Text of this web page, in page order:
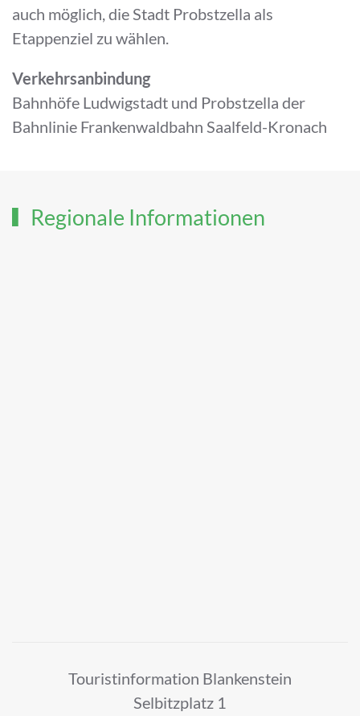
auch möglich, die Stadt Probstzella als
Etappenziel zu wählen.
Verkehrsanbindung
Bahnhöfe Ludwigstadt und Probstzella der
Bahnlinie Frankenwaldbahn Saalfeld-Kronach
Regionale Informationen
Touristinformation Blankenstein
Selbitzplatz 1